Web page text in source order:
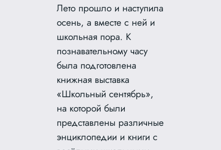
Лето прошло и наступила
осень, а вместе с ней и
школьная пора. К
познавательному часу
была подготовлена
книжная выставка
«Школьный сентябрь»,
на которой были
представлены различные
энциклопедии и книги с